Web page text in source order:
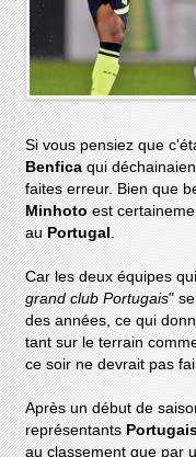
Si vous pensiez que
Benficaqui
faites erreur. Bien que
Minhotoest
auPortugal
Car les deux équipes
grand club Portugais"
des années, ce qui
tant sur le terrain
ce soir ne devrait pas
Après un début de
représentants
au classement que par